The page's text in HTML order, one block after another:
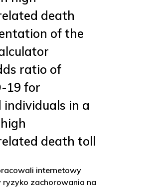
death
of the
ratio of
19 for
individuals in a
death toll
internetowy
ryzyko zachorowania na